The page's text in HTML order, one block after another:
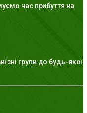
час прибуття на
групи до будь-якої